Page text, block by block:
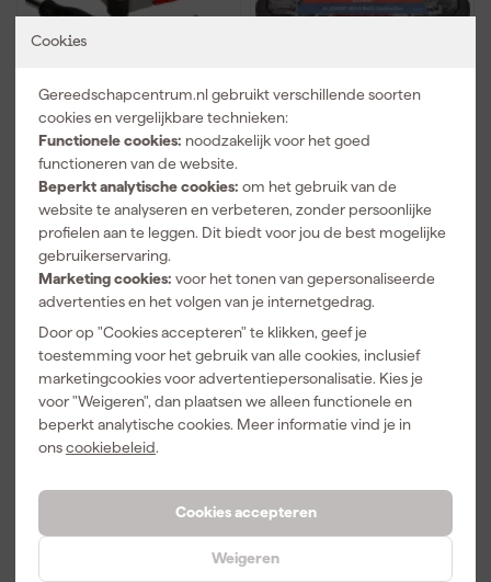
Cookies
Gereedschapcentrum.nl gebruikt verschillende soorten
cookies en vergelijkbare technieken:
Functionele cookies: noodzakelijk voor het goed
functioneren van de website.
Beperkt analytische cookies: om het gebruik van de
website te analyseren en verbeteren, zonder persoonlijke
profielen aan te leggen. Dit biedt voor jou de best mogelijke
gebruikerservaring.
Marketing cookies: voor het tonen van gepersonaliseerde
advertenties en het volgen van je internetgedrag.
Door op "Cookies accepteren" te klikken, geef je
toestemming voor het gebruik van alle cookies, inclusief
marketingcookies voor advertentiepersonalisatie. Kies je
voor "Weigeren", dan plaatsen we alleen functionele en
beperkt analytische cookies. Meer informatie vind je in
onscookiebeleid.
Cookies accepteren
Weigeren
delige Precisie bitset -
kleurgecodeerd
Morgen bezorgd
Adviesprijs 50,57
27,03
incl. BTW
Vergelijk
delige PRO Impact
schroefbits en Multi
Construction boren -
gemengde set
Morgen bezorgd
Adviesprijs 43,50
28,09
Vergelijk
Gratis product
Bosch 2608521U84 20-
Makita B-53154